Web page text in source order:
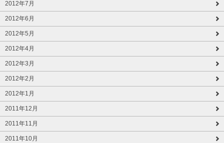
2012年7月
2012年6月
2012年5月
2012年4月
2012年3月
2012年2月
2012年1月
2011年12月
2011年11月
2011年10月